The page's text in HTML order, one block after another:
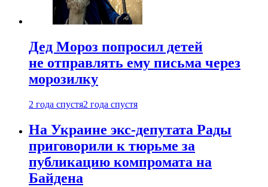
Дед Мороз попросил детей
не отправлять ему письма через
морозилку
2 года спустя2 года спустя
На Украине экс-депутата Рады
приговорили к тюрьме за
публикацию компромата на
Байдена